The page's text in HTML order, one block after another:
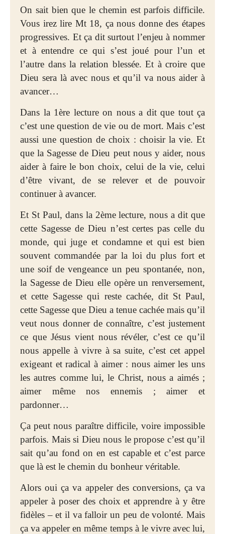
On sait bien que le chemin est parfois difficile.
Vous irez lire Mt 18, ça nous donne des étapes
progressives. Et ça dit surtout l’enjeu à nommer
et à entendre ce qui s’est joué pour l’un et
l’autre dans la relation blessée. Et à croire que
Dieu sera là avec nous et qu’il va nous aider à
avancer…
Dans la 1ère lecture on nous a dit que tout ça
c’est une question de vie ou de mort. Mais c’est
aussi une question de choix : choisir la vie. Et
que la Sagesse de Dieu peut nous y aider, nous
aider à faire le bon choix, celui de la vie, celui
d’être vivant, de se relever et de pouvoir
continuer à avancer.
Et St Paul, dans la 2ème lecture, nous a dit que
cette Sagesse de Dieu n’est certes pas celle du
monde, qui juge et condamne et qui est bien
souvent commandée par la loi du plus fort et
une soif de vengeance un peu spontanée, non,
la Sagesse de Dieu elle opère un renversement,
et cette Sagesse qui reste cachée, dit St Paul,
cette Sagesse que Dieu a tenue cachée mais qu’il
veut nous donner de connaître, c’est justement
ce que Jésus vient nous révéler, c’est ce qu’il
nous appelle à vivre à sa suite, c’est cet appel
exigeant et radical à aimer : nous aimer les uns
les autres comme lui, le Christ, nous a aimés ;
aimer même nos ennemis ; aimer et
pardonner…
Ça peut nous paraître difficile, voire impossible
parfois. Mais si Dieu nous le propose c’est qu’il
sait qu’au fond on en est capable et c’est parce
que là est le chemin du bonheur véritable.
Alors oui ça va appeler des conversions, ça va
appeler à poser des choix et apprendre à y être
fidèles – et il va falloir un peu de volonté. Mais
ça va appeler en même temps à le vivre avec lui,